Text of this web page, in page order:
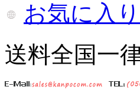
お気に入
送料全国一